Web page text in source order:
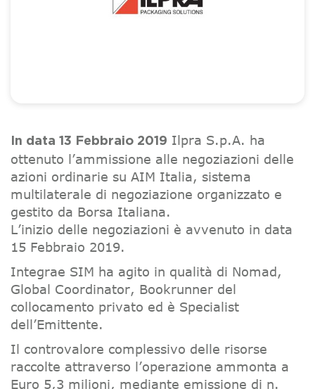
In data 13 Febbraio 2019 Ilpra S.p.A. ha
ottenuto l’ammissione alle negoziazioni delle
azioni ordinarie su AIM Italia, sistema
multilaterale di negoziazione organizzato e
gestito da Borsa Italiana.
L’inizio delle negoziazioni è avvenuto in data
15 Febbraio 2019.
Integrae SIM ha agito in qualità di Nomad,
Global Coordinator, Bookrunner del
collocamento privato ed è Specialist
dell’Emittente.
Il controvalore complessivo delle risorse
raccolte attraverso l’operazione ammonta a
Euro 5,3 milioni, mediante emissione di n.